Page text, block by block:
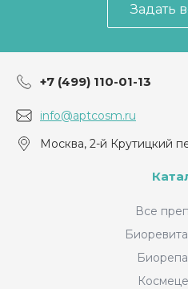
Задать
+7 (499) 110-01-13
info@aptcosm.ru
Москва, 2-й Крутицкий
Все